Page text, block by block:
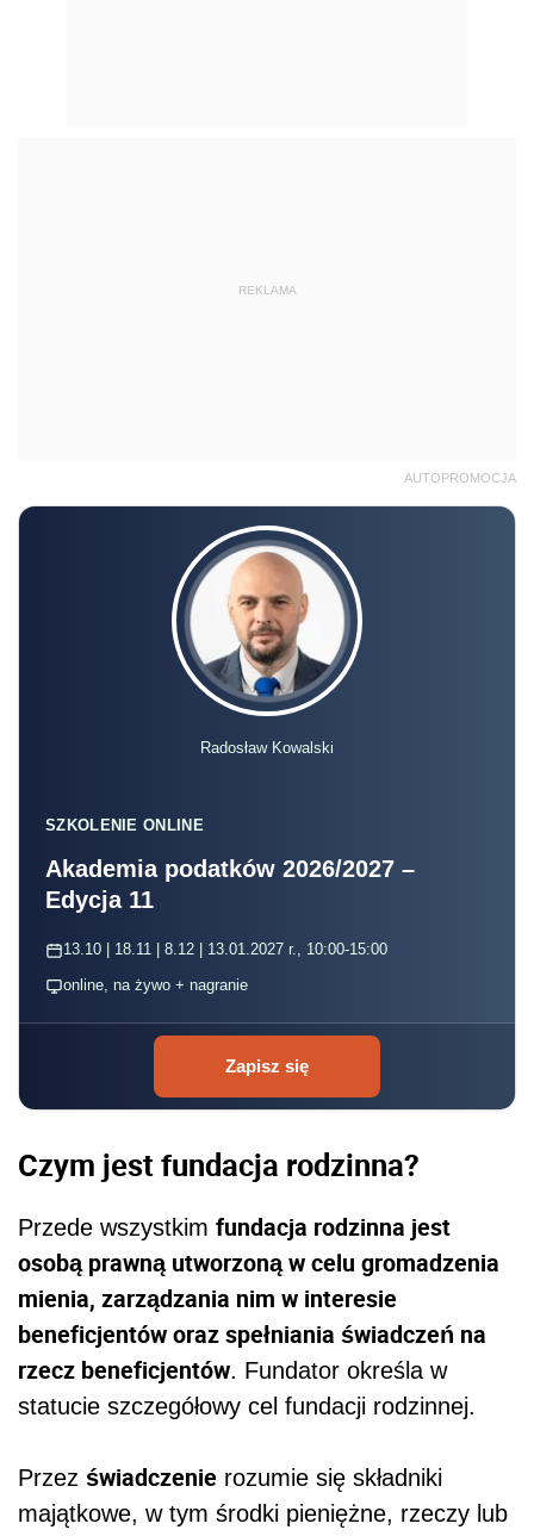
REKLAMA
AUTOPROMOCJA
Radosław Kowalski
SZKOLENIE ONLINE
Akademia podatków 2026/2027 –
Edycja 11
13.10 | 18.11 | 8.12 | 13.01.2027 r., 10:00-15:00
online, na żywo + nagranie
Zapisz się
Czym jest fundacja rodzinna?
Przede wszystkim fundacja rodzinna jest
osobą prawną utworzoną w celu gromadzenia
mienia, zarządzania nim w interesie
beneficjentów oraz spełniania świadczeń na
rzecz beneficjentów. Fundator określa w
statucie szczegółowy cel fundacji rodzinnej.
Przez świadczenie rozumie się składniki
majątkowe, w tym środki pieniężne, rzeczy lub